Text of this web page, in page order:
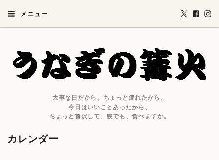
メニュー
大事な日だから、ちょっと疲れたから、
今日はいいことあったから、
ちょっと贅沢して、鰻でも、食べますか。
カレンダー